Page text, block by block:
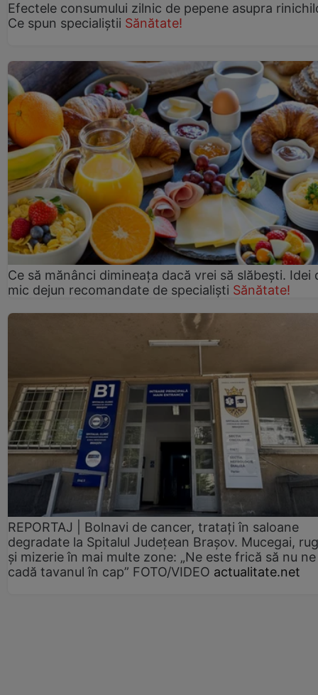
Efectele consumului zilnic de pepene asupra
Ce spun specialiștii Sănătate!
Ce să mănânci dimineața dacă vrei să slăbești. Idei
mic dejun recomandate de specialiști Sănătate!
REPORTAJ | Bolnavi de cancer, tratați în saloane
degradate la Spitalul Județean Brașov. Mucegai,
și mizerie în mai multe zone: „Ne este frică să nu ne
cadă tavanul în cap” FOTO/VIDEO actualitate.net